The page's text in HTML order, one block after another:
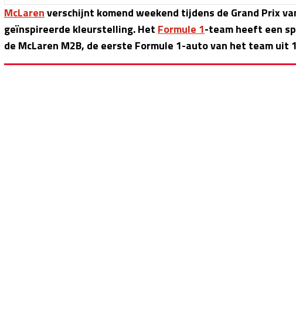
McLarenverschijnt komend weekend tijdens de Grand Prix
geïnspireerde kleurstelling. Het Formule 1-team heeft een
de McLaren M2B, de eerste Formule 1-auto van het team uit